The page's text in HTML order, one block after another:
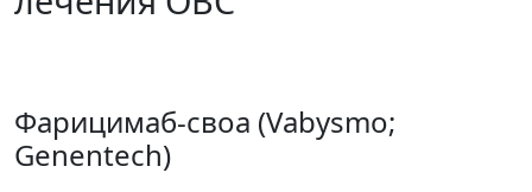
Фарицимаб-своа (Vabysmo;
Genentech)